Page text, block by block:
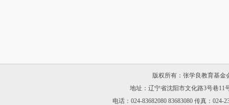
版权所有：张学良教育基金
地址：辽宁省沈阳市文化路3号巷11
电话：024-83682080 83683080 传真：024-